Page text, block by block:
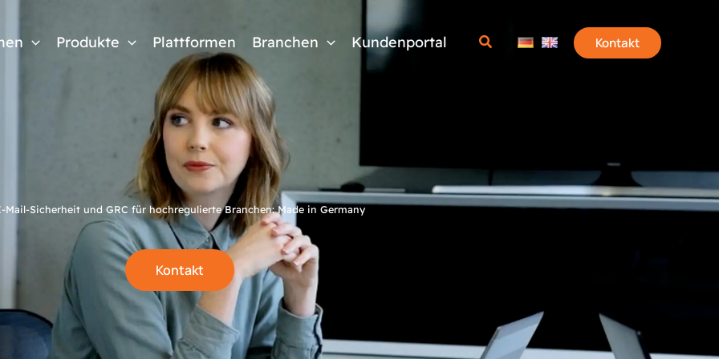
Produkte Plattformen Branchen Kundenportal Kontakt
Mail-Sicherheit und GRC für hochregulierte Branchen:Made in Germany
Kontakt